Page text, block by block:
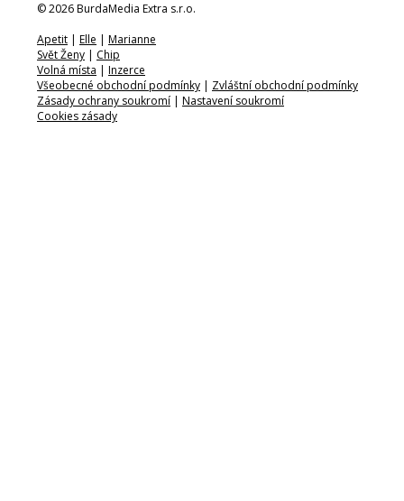
© 2026 BurdaMedia Extra s.r.o.
Apetit | Elle | Marianne
Svět Ženy | Chip
Volná místa | Inzerce
Všeobecné obchodní podmínky | Zvláštní obchodní podmínky
Zásady ochrany soukromí | Nastavení soukromí
Cookies zásady